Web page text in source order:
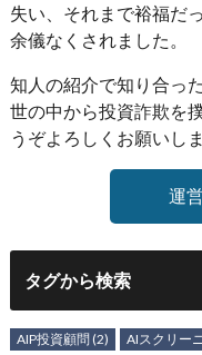
失い、それまで裕福だ
余儀なくされました。
知人の紹介で知り合っ
世の中から投資詐欺を
うぞよろしくお願いしま
運
タグから検索
AIP投資顧問 (2) AIスクリー